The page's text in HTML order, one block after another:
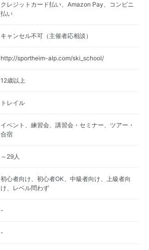
クレジットカード払い、Amazon Pay、コンビニ
払い
キャンセル不可（主催者応相談）
http://sportheim-alp.com/ski_school/
12歳以上
トレイル
イベント、練習会、講習会・セミナー、ツアー・
合宿
～29人
初心者向け、初心者OK、中級者向け、上級者向
け、レベル問わず
-
-